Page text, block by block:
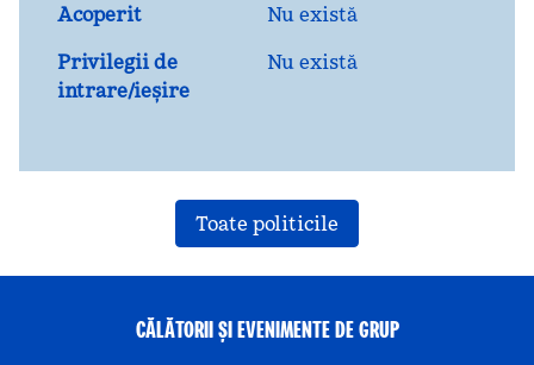
Acoperit
Nu există
Privilegii de
intrare/ieșire
Nu există
Toate politicile
CĂLĂTORII ȘI EVENIMENTE DE GRUP